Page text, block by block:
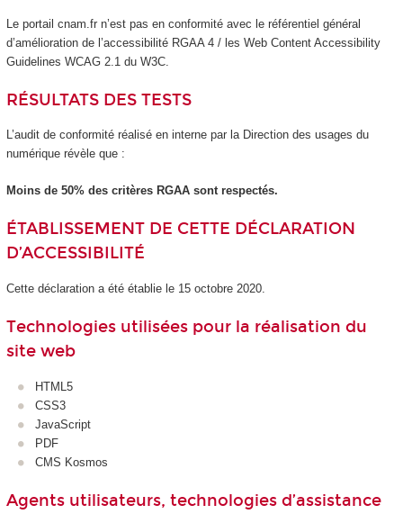
Le portail cnam.fr n’est pas en conformité avec le référentiel général
d’amélioration de l’accessibilité RGAA 4 / les Web Content Accessibility
Guidelines WCAG 2.1 du W3C.
RÉSULTATS DES TESTS
L’audit de conformité réalisé en interne par la Direction des usages du
numérique révèle que :
Moins de 50% des critères RGAA sont respectés.
ÉTABLISSEMENT DE CETTE DÉCLARATION
D’ACCESSIBILITÉ
Cette déclaration a été établie le 15 octobre 2020.
Technologies utilisées pour la réalisation du
site web
HTML5
CSS3
JavaScript
PDF
CMS Kosmos
Agents utilisateurs, technologies d’assistance